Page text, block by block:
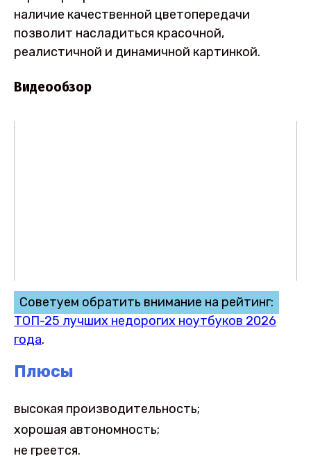
наличие качественной цветопередачи
позволит насладиться красочной,
реалистичной и динамичной картинкой.
Видеообзор
Советуем обратить внимание на рейтинг:
ТОП-25 лучших недорогих ноутбуков 2026
года.
Плюсы
высокая производительность;
хорошая автономность;
не греется.